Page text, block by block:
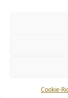
Cookie-